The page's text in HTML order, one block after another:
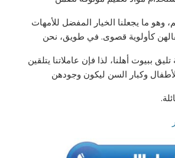
وهو ما يجعلنا الخيار المفضل للأمهات
كأولوية قصوى. في طويق، نحن
ببيوت أهلنا، لذا فإن عاملاتنا يتلقين
وكبار السن ليكون وجودهن